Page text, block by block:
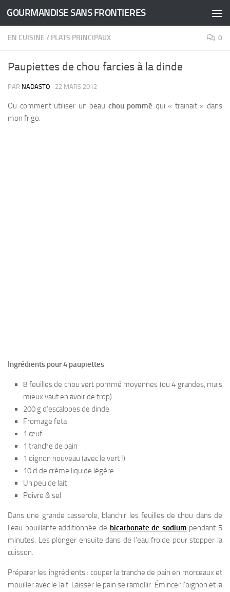
Skip to content
GOURMANDISE SANS FRONTIERES
EN CUISINE / PLATS PRINCIPAUX 0
Paupiettes de chou farcies à la dinde
PAR NADASTO · 22 MARS 2012
Ou comment utiliser un beau chou pommé qui « trainait » dans
mon frigo.
Ingrédients pour 4 paupiettes
8 feuilles de chou vert pommé moyennes (ou 4 grandes, mais
mieux vaut en avoir de trop)
200 g d’escalopes de dinde
Fromage feta
1 œuf
1 tranche de pain
1 oignon nouveau (avec le vert !)
10 cl de crème liquide légère
Un peu de lait
Poivre & sel
Dans une grande casserole, blanchir les feuilles de chou dans de
l’eau bouillante additionnée de bicarbonate de sodium pendant 5
minutes. Les plonger ensuite dans de l’eau froide pour stopper la
cuisson.
Préparer les ingrédients : couper la tranche de pain en morceaux et
mouiller avec le lait. Laisser le pain se ramollir. Émincer l’oignon et la